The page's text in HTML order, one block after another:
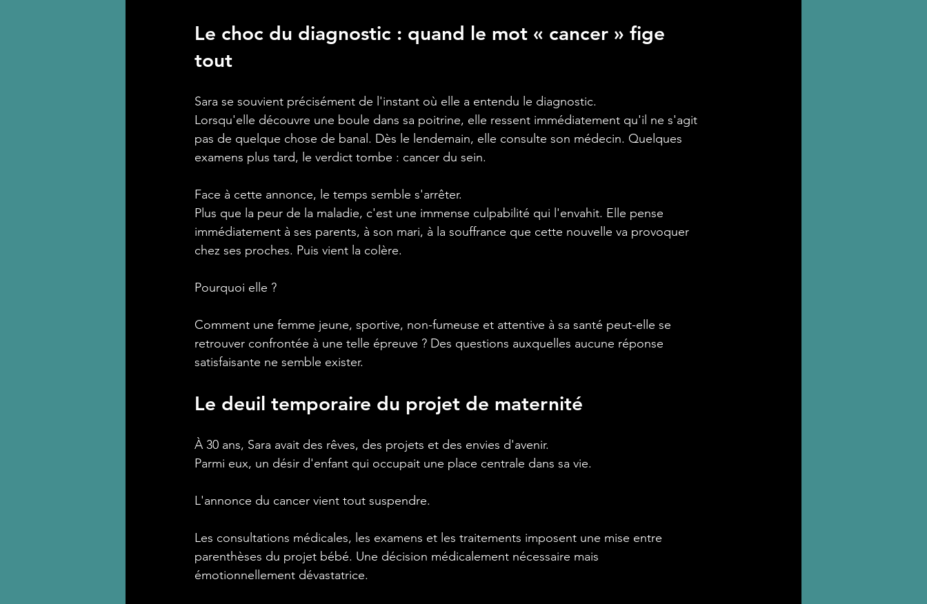
Le choc du diagnostic : quand le mot « cancer » fige
tout
Sara se souvient précisément de l'instant où elle a entendu le diagnostic.
Lorsqu'elle découvre une boule dans sa poitrine, elle ressent immédiatement qu'il ne s'agit
pas de quelque chose de banal. Dès le lendemain, elle consulte son médecin. Quelques
examens plus tard, le verdict tombe : cancer du sein.
Face à cette annonce, le temps semble s'arrêter.
Plus que la peur de la maladie, c'est une immense culpabilité qui l'envahit. Elle pense
immédiatement à ses parents, à son mari, à la souffrance que cette nouvelle va provoquer
chez ses proches. Puis vient la colère.
Pourquoi elle ?
Comment une femme jeune, sportive, non-fumeuse et attentive à sa santé peut-elle se
retrouver confrontée à une telle épreuve ? Des questions auxquelles aucune réponse
satisfaisante ne semble exister.
Le deuil temporaire du projet de maternité
À 30 ans, Sara avait des rêves, des projets et des envies d'avenir.
Parmi eux, un désir d'enfant qui occupait une place centrale dans sa vie.
L'annonce du cancer vient tout suspendre.
Les consultations médicales, les examens et les traitements imposent une mise entre
parenthèses du projet bébé. Une décision médicalement nécessaire mais
émotionnellement dévastatrice.